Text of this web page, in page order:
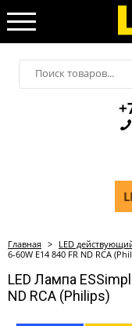
Главная > LED
6-60W E14 840 FR ND RCA
LED Лампа
ND RCA (Philips)